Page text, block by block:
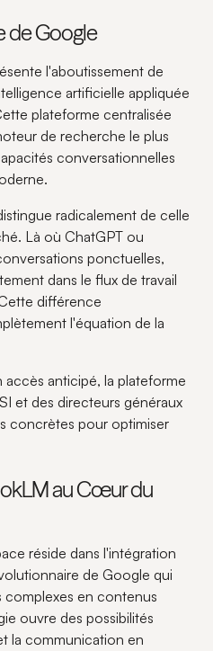
de Google
l'aboutissement de
artificielle appliquée
plateforme centralisée
de recherche le plus
conversationnelles
radicalement de celle
Là où ChatGPT ou
ponctuelles,
dans le flux de travail
différence
l'équation de la
anticipé, la plateforme
et des directeurs généraux
concrètes pour optimiser
au Cœur du
réside dans l'intégration
de Google qui
en contenus
ouvre des possibilités
la communication en